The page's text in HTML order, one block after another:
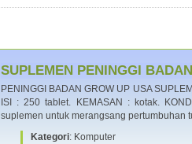
SUPLEMEN PENINGGI
PENINGGI BADAN GROW UP USA
ISI : 250 tablet. KEMASAN : kotak.
suplemen untuk merangsang pertumbuhan
Kategori: Komputer